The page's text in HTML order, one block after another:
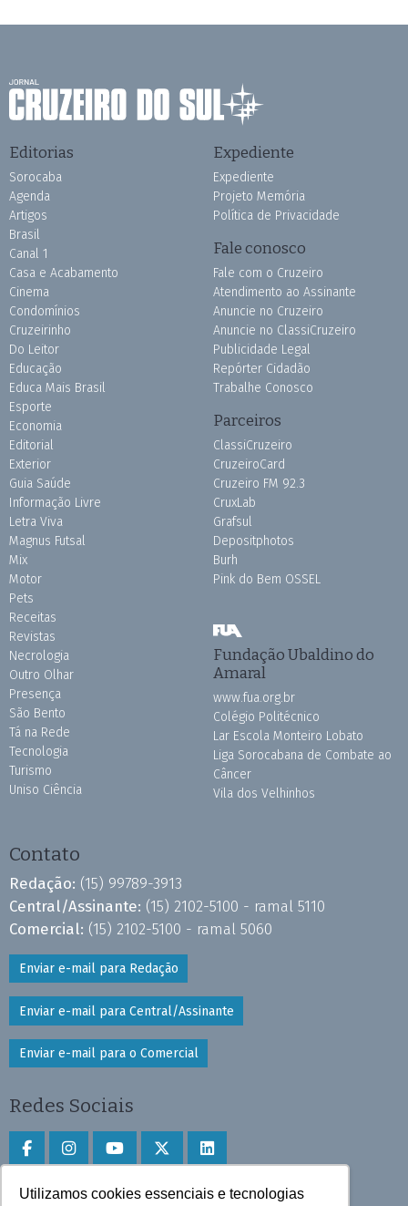
Utilizamos cookies essenciais e tecnologias
Editorias
Sorocaba
Agenda
Artigos
Brasil
Canal 1
Casa e Acabamento
Cinema
Condomínios
Cruzeirinho
Do Leitor
Educação
Educa Mais Brasil
Esporte
Economia
Editorial
Exterior
Guia Saúde
Informação Livre
Letra Viva
Magnus Futsal
Mix
Motor
Pets
Receitas
Revistas
Necrologia
Outro Olhar
Presença
São Bento
Tá na Rede
Tecnologia
Turismo
Uniso Ciência
Expediente
Expediente
Projeto Memória
Política de Privacidade
Fale conosco
Fale com o Cruzeiro
Atendimento ao Assinante
Anuncie no Cruzeiro
Anuncie no ClassiCruzeiro
Publicidade Legal
Repórter Cidadão
Trabalhe Conosco
Parceiros
ClassiCruzeiro
CruzeiroCard
Cruzeiro FM 92.3
CruxLab
Grafsul
Depositphotos
Burh
Pink do Bem OSSEL
Fundação Ubaldino do
Amaral
www.fua.org.br
Colégio Politécnico
Lar Escola Monteiro Lobato
Liga Sorocabana de Combate ao
Câncer
Vila dos Velhinhos
Contato
Redação: (15) 99789-3913
Central/Assinante: (15) 2102-5100 - ramal 5110
Comercial: (15) 2102-5100 - ramal 5060
Enviar e-mail para Redação
Enviar e-mail para Central/Assinante
Enviar e-mail para o Comercial
Redes Sociais